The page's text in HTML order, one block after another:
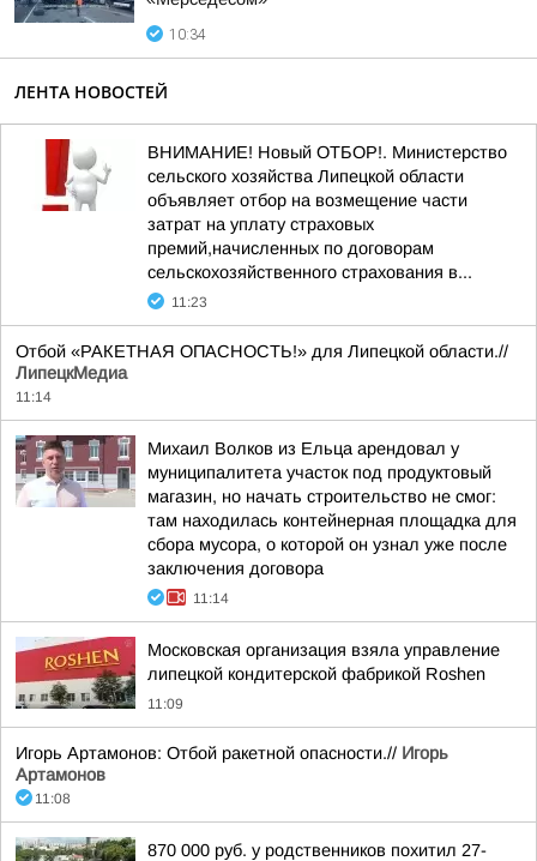
10:34
ЛЕНТА НОВОСТЕЙ
ВНИМАНИЕ! Новый ОТБОР!. Министерство
сельского хозяйства Липецкой области
объявляет отбор на возмещение части
затрат на уплату страховых
премий,начисленных по договорам
сельскохозяйственного страхования в...
11:23
Отбой «РАКЕТНАЯ ОПАСНОСТЬ!» для Липецкой области.//
ЛипецкМедиа
11:14
Михаил Волков из Ельца арендовал у
муниципалитета участок под продуктовый
магазин, но начать строительство не смог:
там находилась контейнерная площадка для
сбора мусора, о которой он узнал уже после
заключения договора
11:14
Московская организация взяла управление
липецкой кондитерской фабрикой Roshen
11:09
Игорь Артамонов: Отбой ракетной опасности.// Игорь
Артамонов
11:08
870 000 руб. у родственников похитил 27-